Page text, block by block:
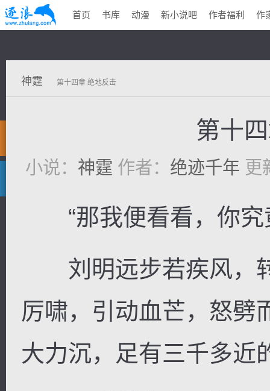
逐浪小说
首页 书库 动漫 新小说吧 作者福利 作
神霆 第十四章 绝地反击
第十
小说： 神霆 作者： 绝迹千年 更
“那我便看看，你究
刘明远步若疾风，
厉啸，引动血芒，怒劈
大力沉，足有三千多近